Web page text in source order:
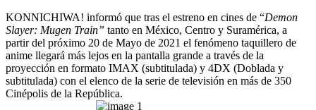
KONNICHIWA! informó que tras el estreno en cines de “Demon
Slayer: Mugen Train” tanto en México, Centro y Suramérica, a
partir del próximo 20 de Mayo de 2021 el fenómeno taquillero de
anime llegará más lejos en la pantalla grande a través de la
proyección en formato IMAX (subtitulada) y 4DX (Doblada y
subtitulada) con el elenco de la serie de televisión en más de 350
Cinépolis de la República.